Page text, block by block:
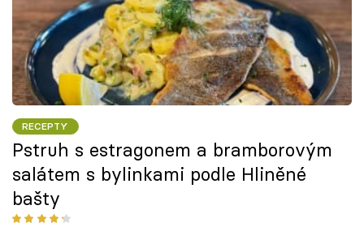
RECEPTY
Pstruh s estragonem a bramborovým
salátem s bylinkami podle Hliněné
bašty